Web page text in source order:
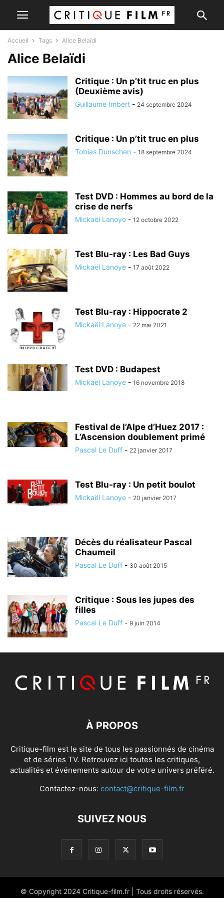
Accueil Tags Alice Belaïdi
Alice Belaïdi
Critique : Un p’tit truc en plus
(Deuxième avis)
Guillaume Imbert - 24 septembre 2024
Critique : Un p’tit truc en plus
Tobias Dunschen - 18 septembre 2024
Test DVD : Hommes au bord de la
crise de nerfs
Mickaël Lanoye - 12 octobre 2022
Test Blu-ray : Les Bad Guys
Mickaël Lanoye - 17 août 2022
Test Blu-ray : Hippocrate 2
Mickaël Lanoye - 22 mai 2021
Test DVD : Budapest
Mickaël Lanoye - 16 novembre 2018
Festival de l’Alpe d’Huez 2017 :
L’Ascension doublement primé
Pascal Le Duff - 22 janvier 2017
Test Blu-ray : Un petit boulot
Mickaël Lanoye - 20 janvier 2017
Décès du réalisateur Pascal
Chaumeil
Pascal Le Duff - 30 août 2015
Critique : Sous les jupes des
filles
Pascal Le Duff - 9 juin 2014
À PROPOS
Critique-film est le site de tous les passionnés de cinéma
et de séries TV. Retrouvez ici toutes les critiques,
actualités et événements autour de votre univers préféré.
Contactez-nous: contact@critique-film.fr
SUIVEZ NOUS
© Copyright 2024 Critique-film.fr | Tous droits réservés.